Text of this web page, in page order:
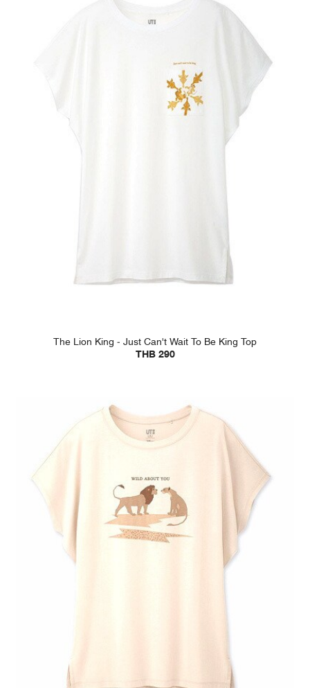
The Lion King - Just Can't Wait To Be King Top
THB 290